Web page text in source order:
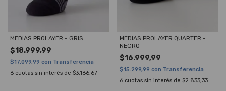
MEDIAS PROLAYER - GRIS
$18.999,99
$17.099,99 con Transferencia
6 cuotas sin interés de $3.166,67
MEDIAS PROLAYER QUARTER -
NEGRO
$16.999,99
$15.299,99 con Transferencia
6 cuotas sin interés de $2.833,33